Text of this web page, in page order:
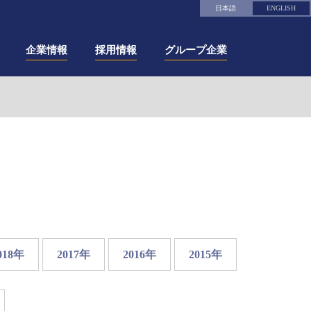
日本語 ENGLISH
企業情報 採用情報 グループ企業
年 2017年 2016年 2015年